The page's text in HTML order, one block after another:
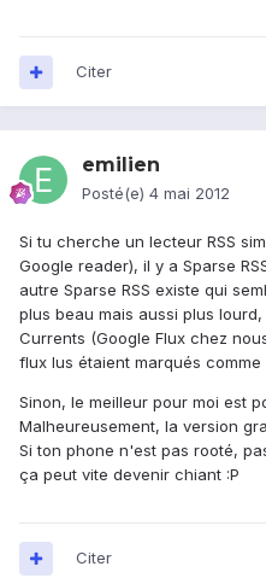
Citer
emilien
Posté(e) 4 mai 2012
Si tu cherche un lecteur RSS
Google reader), il y a Sparse
autre Sparse RSS existe qui
plus beau mais aussi plus
Currents (Google Flux chez
flux lus étaient marqués comme
Sinon, le meilleur pour moi est
Malheureusement, la version
Si ton phone n'est pas rooté,
ça peut vite devenir chiant :P
Citer